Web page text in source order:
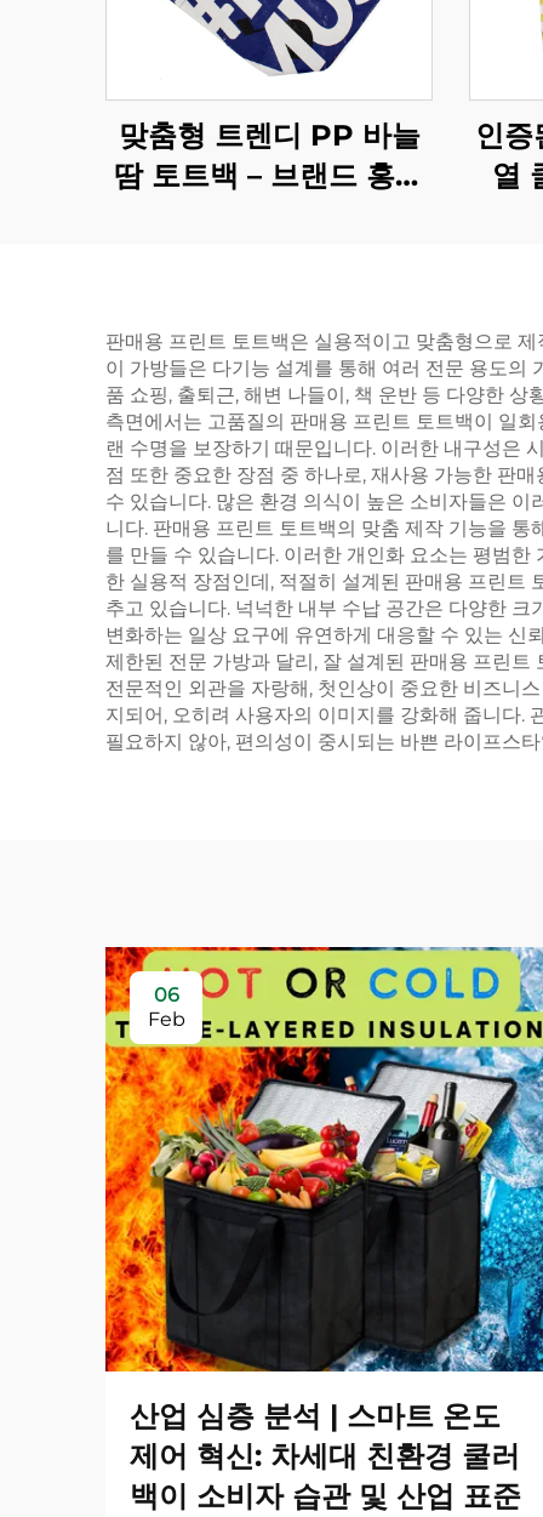
맞춤형 트렌디 PP 바늘
땀 토트백 – 브랜드 홍보
인증
열
판매용 프린트 토트백은 실용적이고 맞춤형으로
이 가방들은 다기능 설계를 통해 여러 전문 용도의
품 쇼핑, 출퇴근, 해변 나들이, 책 운반 등 다양한
측면에서는 고품질의 판매용 프린트 토트백이 일
랜 수명을 보장하기 때문입니다. 이러한 내구성은
점 또한 중요한 장점 중 하나로, 재사용 가능한 판
수 있습니다. 많은 환경 의식이 높은 소비자들은
니다. 판매용 프린트 토트백의 맞춤 제작 기능을
를 만들 수 있습니다. 이러한 개인화 요소는 평범
한 실용적 장점인데, 적절히 설계된 판매용 프린트
추고 있습니다. 넉넉한 내부 수납 공간은 다양한
변화하는 일상 요구에 유연하게 대응할 수 있는 신
제한된 전문 가방과 달리, 잘 설계된 판매용 프린
전문적인 외관을 자랑해, 첫인상이 중요한 비즈니
지되어, 오히려 사용자의 이미지를 강화해 줍니다.
필요하지 않아, 편의성이 중시되는 바쁜 라이프스
06
Feb
산업 심층 분석 | 스마트 온도
제어 혁신: 차세대 친환경 쿨러
백이 소비자 습관 및 산업 표준